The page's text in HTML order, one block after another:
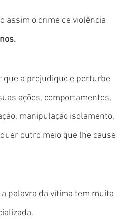
assim o crime de violência
que a prejudique e perturbe
ações, comportamentos,
manipulação isolamento,
outro meio que lhe cause
palavra da vítima tem muita